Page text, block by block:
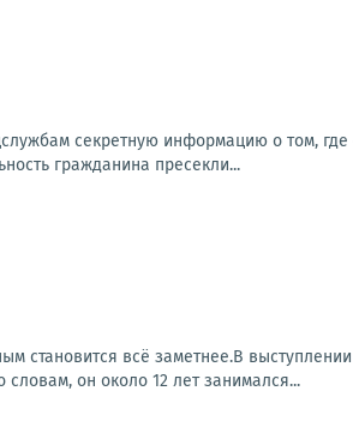
секретную информацию о том, где
гражданина пресекли...
всё заметнее.В выступлении
он около 12 лет занимался...